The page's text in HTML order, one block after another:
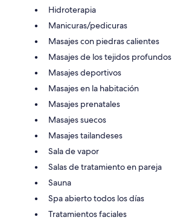
Hidroterapia
Manicuras/pedicuras
Masajes con piedras calientes
Masajes de los tejidos profundos
Masajes deportivos
Masajes en la habitación
Masajes prenatales
Masajes suecos
Masajes tailandeses
Sala de vapor
Salas de tratamiento en pareja
Sauna
Spa abierto todos los días
Tratamientos faciales